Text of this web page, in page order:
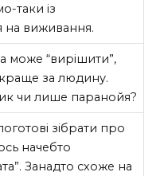
таки із
на виживання.
може “вирішити”,
за людину.
чи лише паранойя?
зібрати про
начебто
Занадто схоже на